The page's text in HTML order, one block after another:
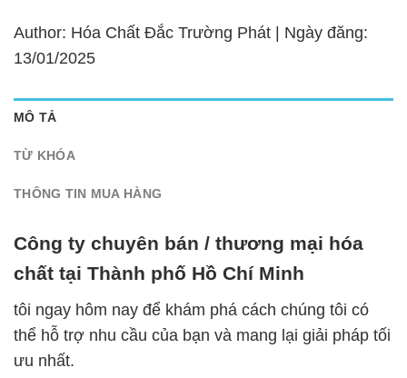
Author: Hóa Chất Đắc Trường Phát | Ngày đăng:
13/01/2025
MÔ TẢ
TỪ KHÓA
THÔNG TIN MUA HÀNG
Công ty chuyên bán / thương mại hóa
chất tại Thành phố Hồ Chí Minh
tôi ngay hôm nay để khám phá cách chúng tôi có
thể hỗ trợ nhu cầu của bạn và mang lại giải pháp tối
ưu nhất.